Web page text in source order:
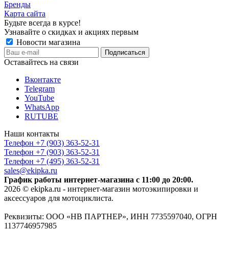
Бренды
Карта сайта
Будьте всегда в курсе!
Узнавайте о скидках и акциях первым
Новости магазина
Оставайтесь на связи
Вконтакте
Telegram
YouTube
WhatsApp
RUTUBE
Наши контакты
Телефон +7 (903) 363-52-31
Телефон +7 (903) 363-52-31
Телефон +7 (495) 363-52-31
sales@ekipka.ru
График работы интернет-магазина с 11:00 до 20:00.
2026 © ekipka.ru - интернет-магазин мотоэкипировки и
аксессуаров для мотоциклиста.
Реквизиты: ООО «НВ ПАРТНЕР», ИНН 7735597040, ОГРН
1137746957985